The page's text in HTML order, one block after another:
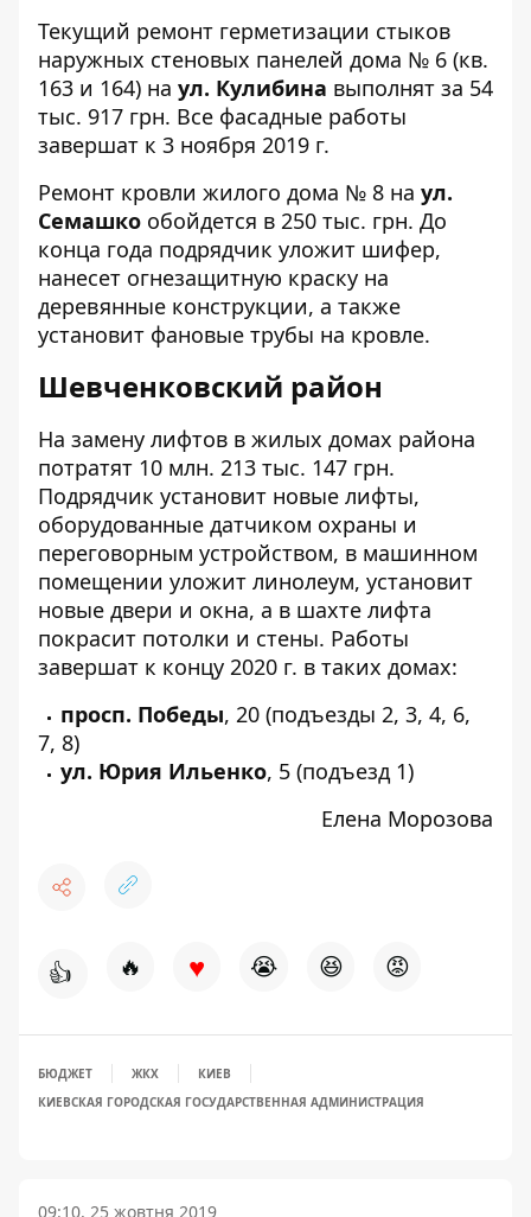
Текущий ремонт герметизации стыков
наружных стеновых панелей дома № 6 (кв.
163 и 164) на ул. Кулибина выполнят за 54
тыс. 917 грн. Все фасадные работы
завершат к 3 ноября 2019 г.
Ремонт кровли жилого дома № 8 на ул.
Семашко обойдется в 250 тыс. грн. До
конца года подрядчик уложит шифер,
нанесет огнезащитную краску на
деревянные конструкции, а также
установит фановые трубы на кровле.
Шевченковский район
На замену лифтов в жилых домах района
потратят 10 млн. 213 тыс. 147 грн.
Подрядчик установит новые лифты,
оборудованные датчиком охраны и
переговорным устройством, в машинном
помещении уложит линолеум, установит
новые двери и окна, а в шахте лифта
покрасит потолки и стены. Работы
завершат к концу 2020 г. в таких домах:
просп. Победы, 20 (подъезды 2, 3, 4, 6,
7, 8)
ул. Юрия Ильенко, 5 (подъезд 1)
Елена Морозова
👍 🔥 ♥ 😭 😆 😡
БЮДЖЕТ ЖКХ
КИЕВ
КИЕВСКАЯ ГОРОДСКАЯ ГОСУДАРСТВЕННАЯ АДМИНИСТРАЦИЯ
09:10, 25 жовтня 2019